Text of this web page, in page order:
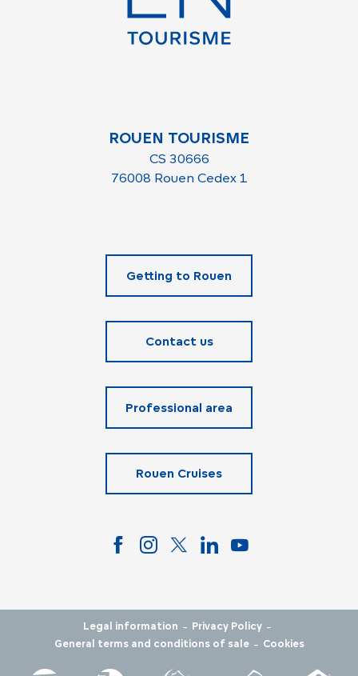
ROUEN TOURISME
CS 30666
76008 Rouen Cedex 1
Getting to Rouen
Contact us
Professional area
Rouen Cruises
Legal information - Privacy Policy -
General terms and conditions of sale - Cookies